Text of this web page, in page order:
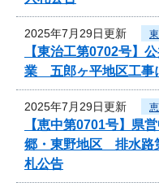
2025年7月29日更新
【東治工第0702号】
業 五郎ヶ平地区工事
2025年7月29日更新
【恵中第0701号】県
郷・東野地区 排水路
札公告